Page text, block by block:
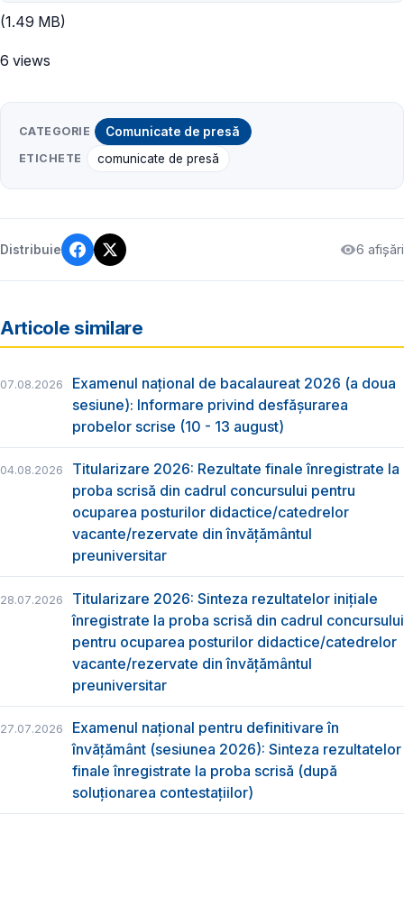
(1.49 MB)
6 views
CATEGORIE Comunicate de presă
ETICHETE comunicate de presă
Distribuie 6 afișări
Articole similare
07.08.2026
Examenul național de bacalaureat 2026 (a doua
sesiune): Informare privind desfășurarea
probelor scrise (10 - 13 august)
04.08.2026
Titularizare 2026: Rezultate finale înregistrate la
proba scrisă din cadrul concursului pentru
ocuparea posturilor didactice/catedrelor
vacante/rezervate din învăţământul
preuniversitar
28.07.2026
Titularizare 2026: Sinteza rezultatelor inițiale
înregistrate la proba scrisă din cadrul concursului
pentru ocuparea posturilor didactice/catedrelor
vacante/rezervate din învăţământul
preuniversitar
27.07.2026
Examenul național pentru definitivare în
învățământ (sesiunea 2026): Sinteza rezultatelor
finale înregistrate la proba scrisă (după
soluționarea contestațiilor)